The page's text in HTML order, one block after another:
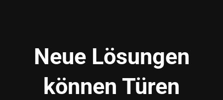
Neue Lösungen
können Türen